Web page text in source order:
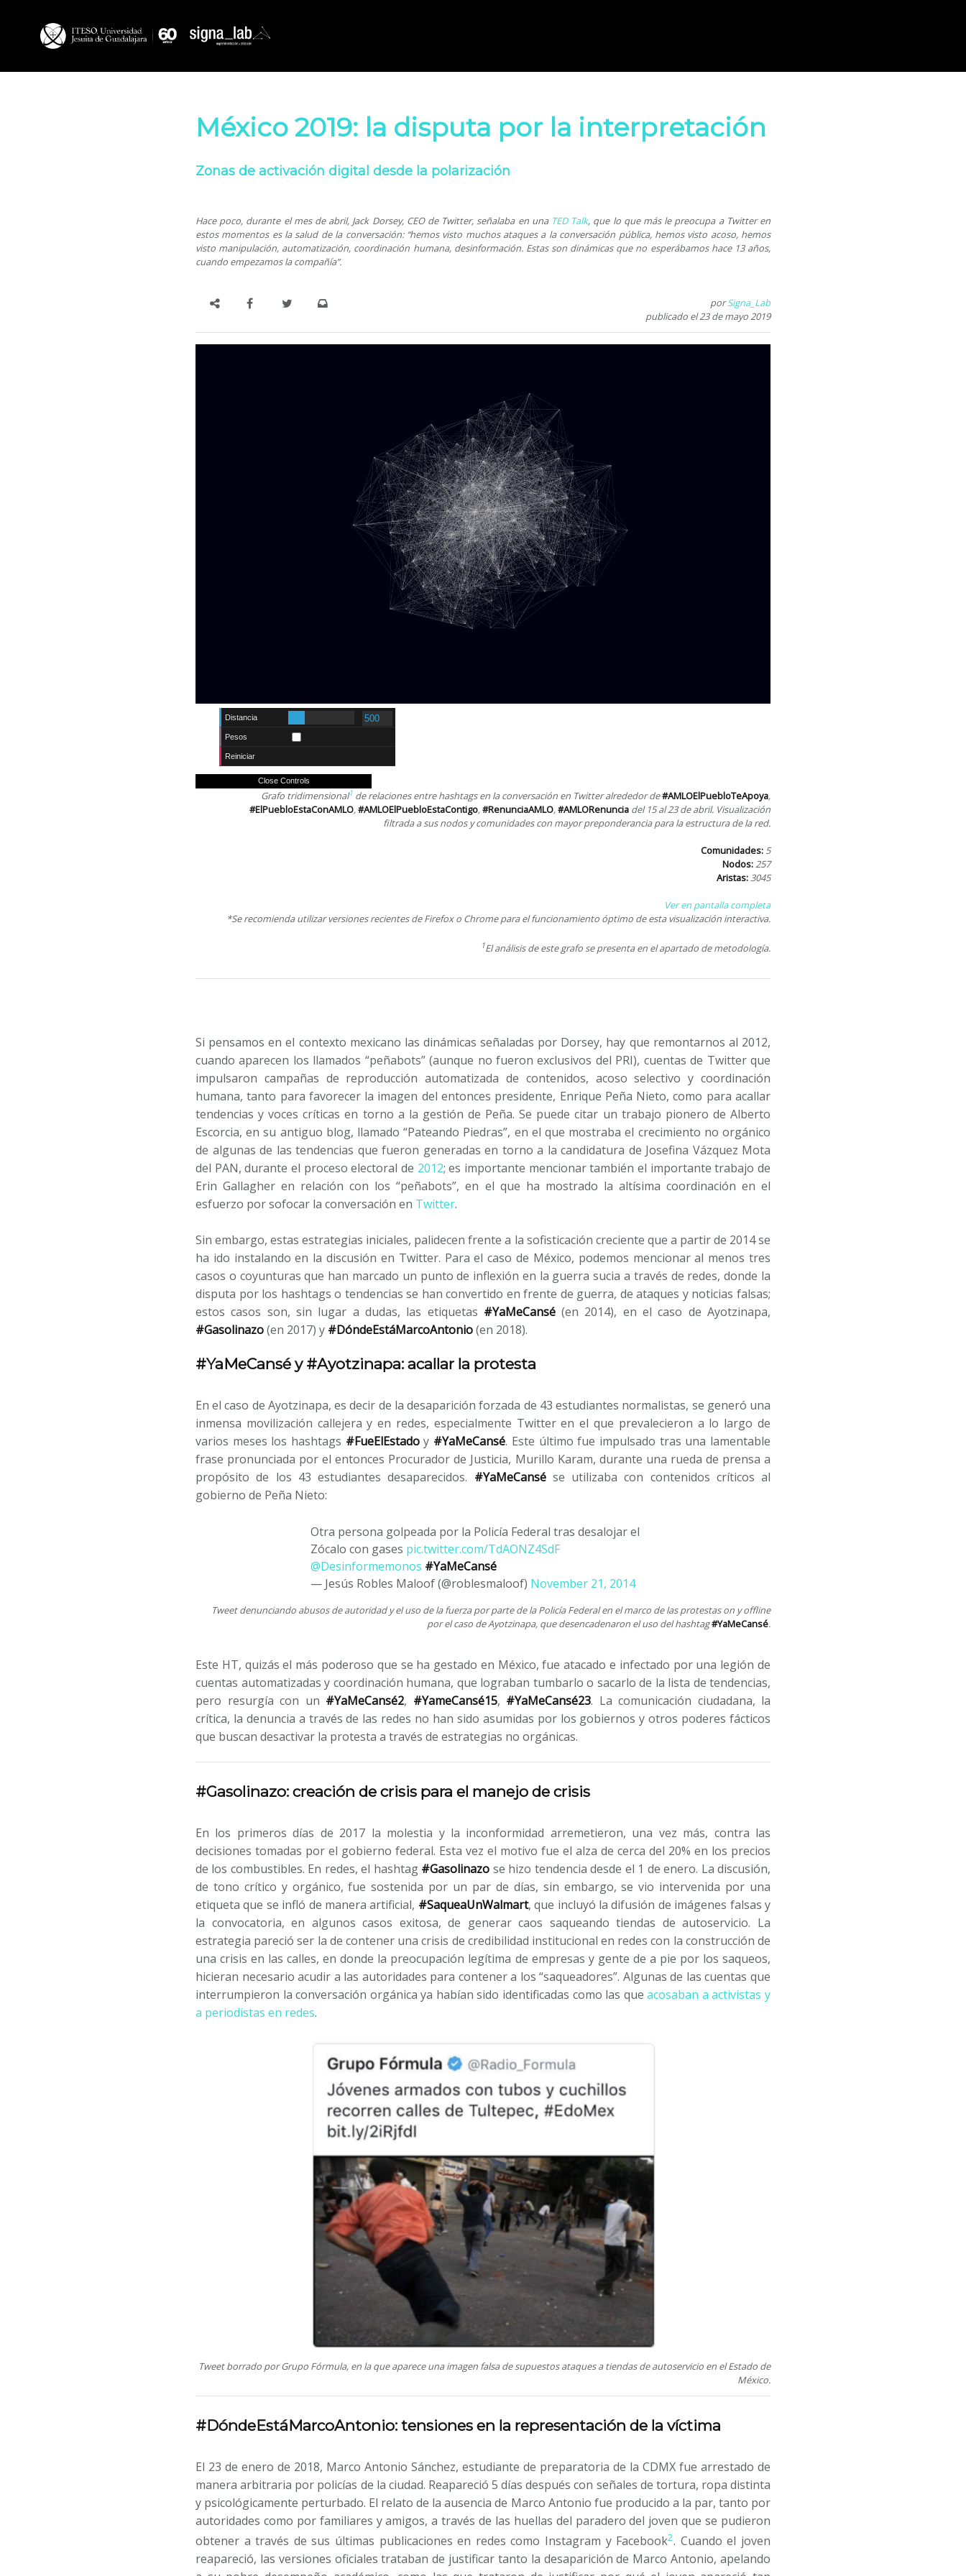
México 2019: la disputa por la interpretación
Zonas de activación digital desde la polarización
Hace poco, durante el mes de abril, Jack Dorsey, CEO de Twitter, señalaba en una TED Talk, que lo que más le preocupa a Twitter en
estos momentos es la salud de la conversación: “hemos visto muchos ataques a la conversación pública, hemos visto acoso, hemos
visto manipulación, automatización, coordinación humana, desinformación. Estas son dinámicas que no esperábamos hace 13 años,
cuando empezamos la compañía”.
porSigna_Lab
publicado el23 de mayo 2019
Distancia
Pesos
Reiniciar
Close Controls
Grafo tridimensional1 de relaciones entre hashtags en la conversación en Twitter alrededor de#AMLOElPuebloTeApoya,
#ElPuebloEstaConAMLO,#AMLOElPuebloEstaContigo,#RenunciaAMLO,#AMLORenuncia del 15 al 23 de abril. Visualización
filtrada a sus nodos y comunidades con mayor preponderancia para la estructura de la red.
Comunidades: 5
Nodos:257
Aristas:3045
Ver en pantalla completa
*Se recomienda utilizar versiones recientes de Firefox o Chrome para el funcionamiento óptimo de esta visualización interactiva.
1El análisis de este grafo se presenta en el apartado de metodología.
Si pensamos en el contexto mexicano las dinámicas señaladas por Dorsey, hay que remontarnos al 2012,
cuando aparecen los llamados “peñabots” (aunque no fueron exclusivos del PRI), cuentas de Twitter que
impulsaron campañas de reproducción automatizada de contenidos, acoso selectivo y coordinación
humana, tanto para favorecer la imagen del entonces presidente, Enrique Peña Nieto, como para acallar
tendencias y voces críticas en torno a la gestión de Peña. Se puede citar un trabajo pionero de Alberto
Escorcia, en su antiguo blog, llamado “Pateando Piedras”, en el que mostraba el crecimiento no orgánico
de algunas de las tendencias que fueron generadas en torno a la candidatura de Josefina Vázquez Mota
del PAN, durante el proceso electoral de 2012; es importante mencionar también el importante trabajo de
Erin Gallagher en relación con los “peñabots”, en el que ha mostrado la altísima coordinación en el
esfuerzo por sofocar la conversación en Twitter.
Sin embargo, estas estrategias iniciales, palidecen frente a la sofisticación creciente que a partir de 2014 se
ha ido instalando en la discusión en Twitter. Para el caso de México, podemos mencionar al menos tres
casos o coyunturas que han marcado un punto de inflexión en la guerra sucia a través de redes, donde la
disputa por los hashtags o tendencias se han convertido en frente de guerra, de ataques y noticias falsas;
estos casos son, sin lugar a dudas, las etiquetas #YaMeCansé(en 2014), en el caso de Ayotzinapa,
#Gasolinazo(en 2017) y #DóndeEstáMarcoAntonio(en 2018).
#YaMeCansé y #Ayotzinapa: acallar la protesta
En el caso de Ayotzinapa, es decir de la desaparición forzada de 43 estudiantes normalistas, se generó una
inmensa movilización callejera y en redes, especialmente Twitter en el que prevalecieron a lo largo de
varios meses los hashtags #FueElEstadoy #YaMeCansé. Este último fue impulsado tras una lamentable
frase pronunciada por el entonces Procurador de Justicia, Murillo Karam, durante una rueda de prensa a
propósito de los 43 estudiantes desaparecidos. #YaMeCansése utilizaba con contenidos críticos al
gobierno de Peña Nieto:
Otra persona golpeada por la Policía Federal tras desalojar el
Zócalo con gases pic.twitter.com/TdAONZ4SdF
@Desinformemonos #YaMeCansé
— Jesús Robles Maloof (@roblesmaloof) November 21, 2014
Tweet denunciando abusos de autoridad y el uso de la fuerza por parte de la Policía Federal en el marco de las protestas on y offline
por el caso de Ayotzinapa, que desencadenaron el uso del hashtag#YaMeCansé.
Este HT, quizás el más poderoso que se ha gestado en México, fue atacado e infectado por una legión de
cuentas automatizadas y coordinación humana, que lograban tumbarlo o sacarlo de la lista de tendencias,
pero resurgía con un #YaMeCansé2, #YameCansé15, #YaMeCansé23. La comunicación ciudadana, la
crítica, la denuncia a través de las redes no han sido asumidas por los gobiernos y otros poderes fácticos
que buscan desactivar la protesta a través de estrategias no orgánicas.
#Gasolinazo: creación de crisis para el manejo de crisis
En los primeros días de 2017 la molestia y la inconformidad arremetieron, una vez más, contra las
decisiones tomadas por el gobierno federal. Esta vez el motivo fue el alza de cerca del 20% en los precios
de los combustibles. En redes, el hashtag #Gasolinazo se hizo tendencia desde el 1 de enero. La discusión,
de tono crítico y orgánico, fue sostenida por un par de días, sin embargo, se vio intervenida por una
etiqueta que se infló de manera artificial, #SaqueaUnWalmart, que incluyó la difusión de imágenes falsas y
la convocatoria, en algunos casos exitosa, de generar caos saqueando tiendas de autoservicio. La
estrategia pareció ser la de contener una crisis de credibilidad institucional en redes con la construcción de
una crisis en las calles, en donde la preocupación legítima de empresas y gente de a pie por los saqueos,
hicieran necesario acudir a las autoridades para contener a los “saqueadores”. Algunas de las cuentas que
interrumpieron la conversación orgánica ya habían sido identificadas como las queacosaban a activistas y
a periodistas en redes.
Tweet borrado por Grupo Fórmula, en la que aparece una imagen falsa de supuestos ataques a tiendas de autoservicio en el Estado de
México.
#DóndeEstáMarcoAntonio: tensiones en la representación de la víctima
El 23 de enero de 2018, Marco Antonio Sánchez, estudiante de preparatoria de la CDMX fue arrestado de
manera arbitraria por policías de la ciudad. Reapareció 5 días después con señales de tortura, ropa distinta
y psicológicamente perturbado. El relato de la ausencia de Marco Antonio fue producido a la par, tanto por
autoridades como por familiares y amigos, a través de las huellas del paradero del joven que se pudieron
obtener a través de sus últimas publicaciones en redes como Instagram y Facebook2. Cuando el joven
reapareció, las versiones oficiales trataban de justificar tanto la desaparición de Marco Antonio, apelando